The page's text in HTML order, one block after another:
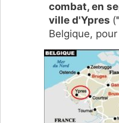
combat, en
ville d'Ypres (
Belgique,